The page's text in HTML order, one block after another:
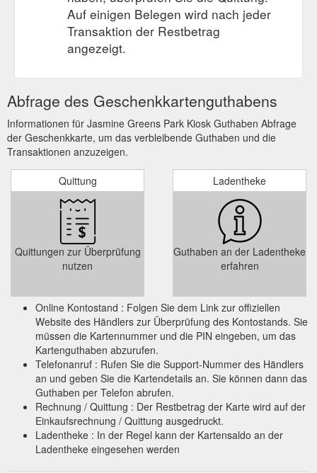
Auf einigen Belegen wird nach jeder
Transaktion der Restbetrag
angezeigt.
Abfrage des Geschenkkartenguthabens
Informationen für Jasmine Greens Park Kiosk Guthaben Abfrage
der Geschenkkarte, um das verbleibende Guthaben und die
Transaktionen anzuzeigen.
Quittung
Quittungen zur Überprüfung
nutzen
Ladentheke
Guthaben an der Ladentheke
erfahren
Online Kontostand : Folgen Sie dem Link zur offiziellen
Website des Händlers zur Überprüfung des Kontostands. Sie
müssen die Kartennummer und die PIN eingeben, um das
Kartenguthaben abzurufen.
Telefonanruf : Rufen Sie die Support-Nummer des Händlers
an und geben Sie die Kartendetails an. Sie können dann das
Guthaben per Telefon abrufen.
Rechnung / Quittung : Der Restbetrag der Karte wird auf der
Einkaufsrechnung / Quittung ausgedruckt.
Ladentheke : In der Regel kann der Kartensaldo an der
Ladentheke eingesehen werden